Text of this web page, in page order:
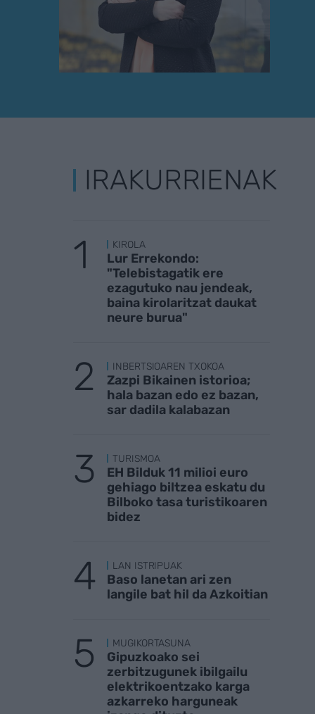
IRAKURRIENAK
KIROLA
Lur Errekondo:
"Telebistagatik ere
ezagutuko nau jendeak,
baina kirolaritzat daukat
neure burua"
INBERTSIOAREN TXOKOA
Zazpi Bikainen istorioa;
hala bazan edo ez bazan,
sar dadila kalabazan
TURISMOA
EH Bilduk 11 milioi euro
gehiago biltzea eskatu du
Bilboko tasa turistikoaren
bidez
LAN ISTRIPUAK
Baso lanetan ari zen
langile bat hil da Azkoitian
MUGIKORTASUNA
Gipuzkoako sei
zerbitzugunek ibilgailu
elektrikoentzako karga
azkarreko harguneak